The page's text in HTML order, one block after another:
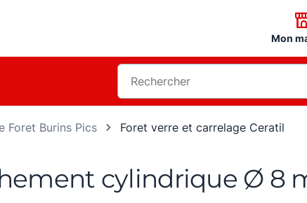
Mon
Foret Burins Pics Foret verre et carrelage Ceratil
cylindrique Ø 8